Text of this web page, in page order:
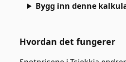
Bygg inn denne
Hvordan det fungerer